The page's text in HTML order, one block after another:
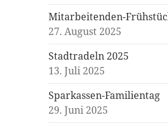
Mitarbeitenden-
27. August 2025
Stadtradeln 2025
13. Juli 2025
Sparkassen-Familientag
29. Juni 2025